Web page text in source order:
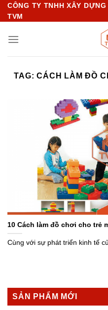
Chuyển
đến
dung
CÔNG TY TNHH XÂY
TVM
TAG:CÁCH LÀM ĐỒ
SẢN PHẨM MỚI
10 Cách làm đồ chơi cho trẻ
Cùng với sự phát triển kinh tế